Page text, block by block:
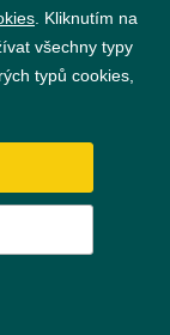
. Kliknutím na
všechny typy
typů cookies,